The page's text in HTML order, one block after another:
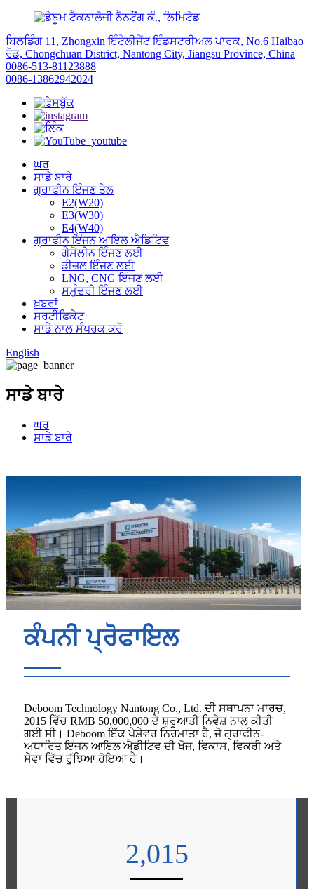
ਬਿਲਡਿੰਗ 11, Zhongxin ਇੰਟੈਲੀਜੈਂਟ ਇੰਡਸਟਰੀਅਲ ਪਾਰਕ, ​​No.6 Haibao
ਰੋਡ, Chongchuan District, Nantong City, Jiangsu Province, China
0086-513-81123888
0086-13862942024
ਘਰ
ਸਾਡੇ ਬਾਰੇ
ਗ੍ਰਾਫੀਨ ਇੰਜਣ ਤੇਲ
E2(W20)
E3(W30)
E4(W40)
ਗ੍ਰਾਫੀਨ ਇੰਜਨ ਆਇਲ ਐਡਿਟਿਵ
ਗੈਸੋਲੀਨ ਇੰਜਣ ਲਈ
ਡੀਜ਼ਲ ਇੰਜਣ ਲਈ
LNG, CNG ਇੰਜਣ ਲਈ
ਸਮੁੰਦਰੀ ਇੰਜਣ ਲਈ
ਖ਼ਬਰਾਂ
ਸਰਟੀਫਿਕੇਟ
ਸਾਡੇ ਨਾਲ ਸੰਪਰਕ ਕਰੋ
English
ਸਾਡੇ ਬਾਰੇ
ਘਰ
ਸਾਡੇ ਬਾਰੇ
ਕੰਪਨੀ ਪ੍ਰੋਫਾਇਲ
Deboom Technology Nantong Co., Ltd. ਦੀ ਸਥਾਪਨਾ ਮਾਰਚ,
2015 ਵਿੱਚ RMB 50,000,000 ਦੇ ਸ਼ੁਰੂਆਤੀ ਨਿਵੇਸ਼ ਨਾਲ ਕੀਤੀ
ਗਈ ਸੀ। Deboom ਇੱਕ ਪੇਸ਼ੇਵਰ ਨਿਰਮਾਤਾ ਹੈ, ਜੋ ਗ੍ਰਾਫੀਨ-
ਅਧਾਰਿਤ ਇੰਜਨ ਆਇਲ ਐਡੀਟਿਵ ਦੀ ਖੋਜ, ਵਿਕਾਸ, ਵਿਕਰੀ ਅਤੇ
ਸੇਵਾ ਵਿੱਚ ਰੁੱਝਿਆ ਹੋਇਆ ਹੈ।
2,015